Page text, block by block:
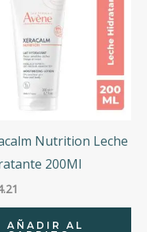
Nutrition Leche
200Ml
AÑADIR AL